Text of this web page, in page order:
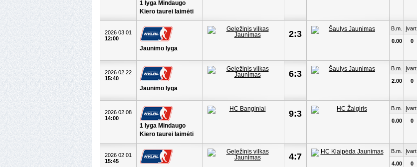
1 lyga Mindaugo
Kiero taurei laimėti
2026 03 01
12:00
Jaunimo lyga
2:3
B.m.
0.00
Įvart.
0
2026 02 22
15:40
Jaunimo lyga
6:3
B.m.
2.00
Įvart.
0
2026 02 08
14:00
1 lyga Mindaugo
Kiero taurei laimėti
9:3
B.m.
0.00
Įvart.
0
2026 02 01
15:45
4:7
B.m.
4.00
Įvart.
0